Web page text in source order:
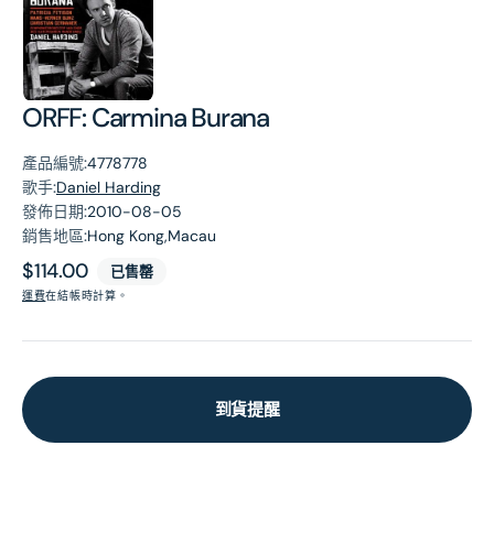
ORFF: Carmina Burana
產品編號:4778778
歌手:Daniel Harding
發佈日期:2010-08-05
銷售地區:Hong Kong,Macau
原
價
$114.00 已售罄
運費在結帳時計算。
到貨提醒